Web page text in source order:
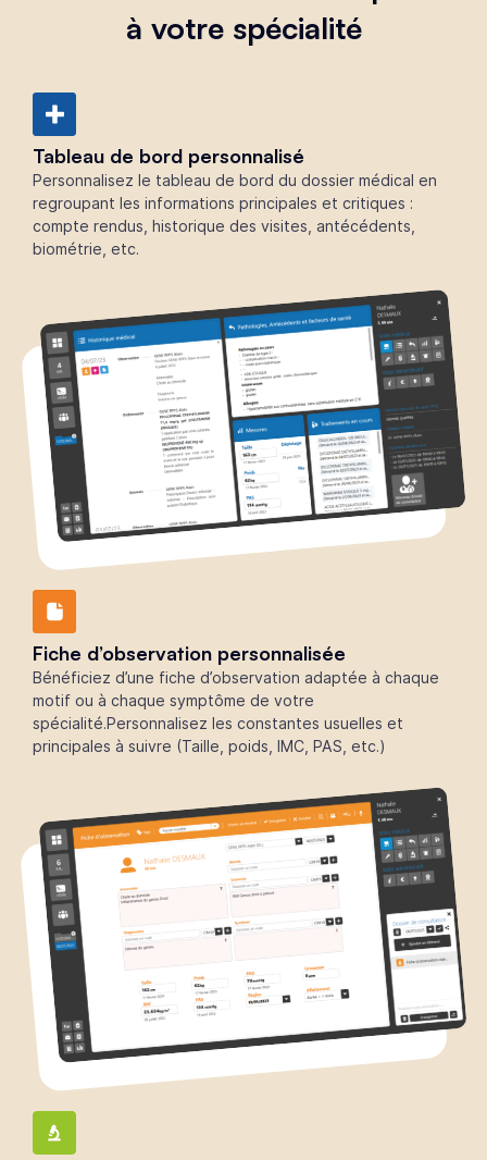
à votre spécialité
Tableau de bord personnalisé
Personnalisez le tableau de bord du dossier médical en
regroupant les informations principales et critiques :
compte rendus, historique des visites, antécédents,
biométrie, etc.
Fiche d’observation personnalisée
Bénéficiez d’une fiche d’observation adaptée à chaque
motif ou à chaque symptôme de votre
spécialité.Personnalisez les constantes usuelles et
principales à suivre (Taille, poids, IMC, PAS, etc.)